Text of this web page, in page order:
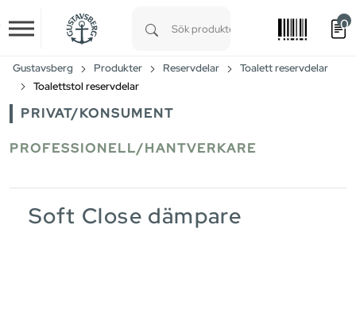
Skip to main content
0
Gustavsberg Produkter Reservdelar
Toalett reservdelar
Toalettstol reservdelar
PRIVAT/KONSUMENT
PROFESSIONELL/HANTVERKARE
Soft Close dämpare